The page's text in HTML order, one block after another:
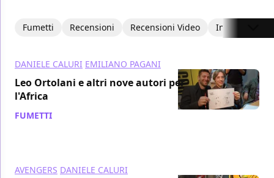
Fumetti Recensioni Recensioni Video Interviste
DANIELE CALURI EMILIANO PAGANI
Leo Ortolani e altri nove autori per
l'Africa
FUMETTI
AVENGERS DANIELE CALURI